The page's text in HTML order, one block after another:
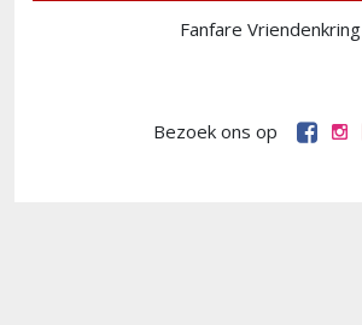
Fanfare Vriendenkring
Bezoek ons op